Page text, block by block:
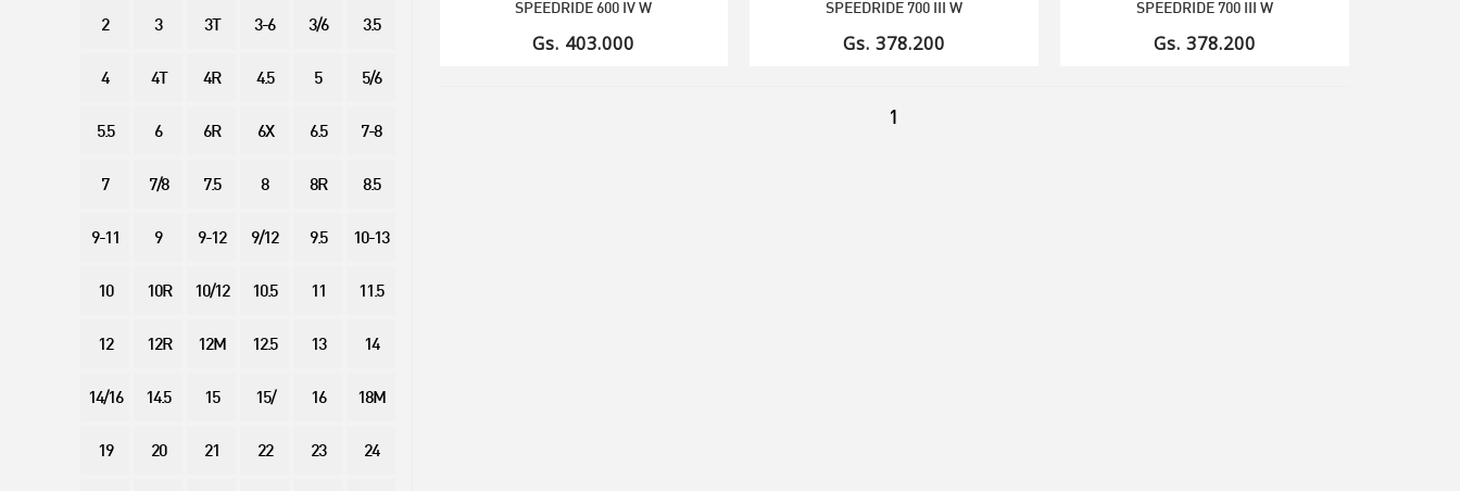
SPEEDRIDE 600 IV W
Gs. 403.000
SPEEDRIDE 700 III W
Gs. 378.200
SPEEDRIDE 700 III W
Gs. 378.200
1
2 3 3T 3-6 3/6 3.5
4 4T 4R 4.5 5 5/6
5.5 6 6R 6X 6.5 7-8
7 7/8 7.5 8 8R 8.5
9-11 9 9-12 9/12 9.5 10-13
10 10R 10/12 10.5 11 11.5
12 12R 12M 12.5 13 14
14/16 14.5 15 15/ 16 18M
19 20 21 22 23 24